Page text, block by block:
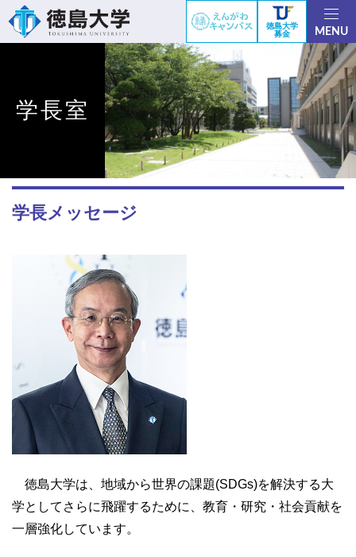
徳島大学
募金
MENU
学長室
学長メッセージ
徳島大学は、地域から世界の課題(SDGs)を解決する大
学としてさらに飛躍するために、教育・研究・社会貢献を
一層強化しています。